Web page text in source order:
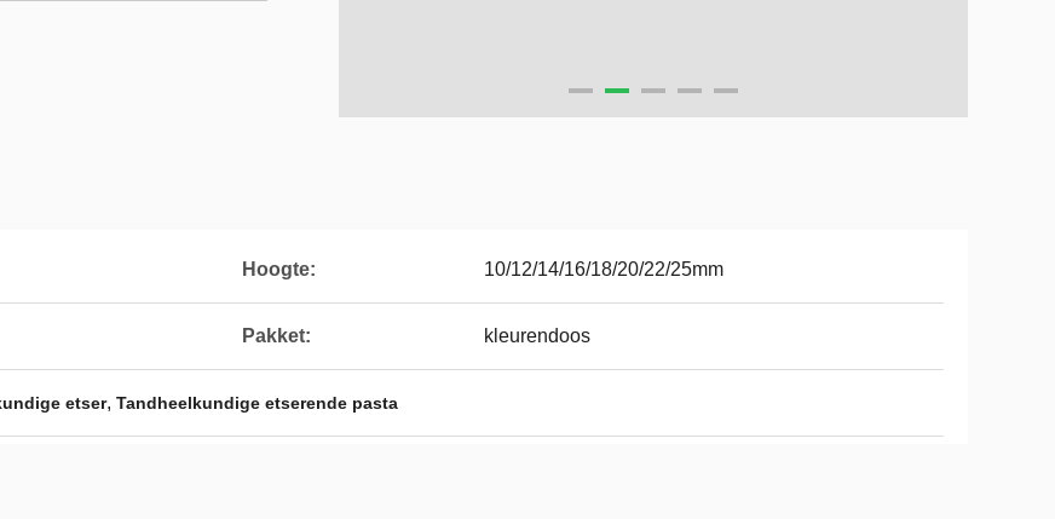
Hoogte: 10/12/14/16/18/20/22/25mm
Pakket: kleurendoos
etser, Tandheelkundige etserende pasta